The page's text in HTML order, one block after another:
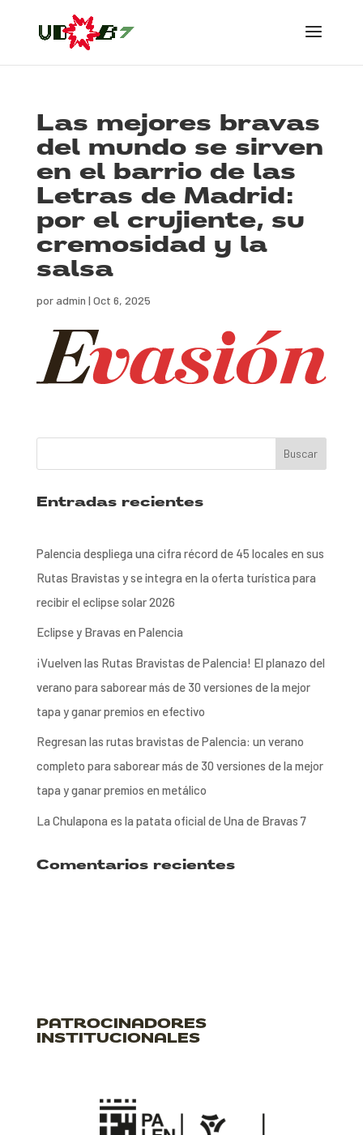
Las mejores bravas
del mundo se sirven
en el barrio de las
Letras de Madrid:
por el crujiente, su
cremosidad y la
salsa
poradmin | Oct 6, 2025
Entradas recientes
Palencia despliega una cifra récord de 45 locales en sus
Rutas Bravistas y se integra en la oferta turística para
recibir el eclipse solar 2026
Eclipse y Bravas en Palencia
¡Vuelven las Rutas Bravistas de Palencia! El planazo del
verano para saborear más de 30 versiones de la mejor
tapa y ganar premios en efectivo
Regresan las rutas bravistas de Palencia: un verano
completo para saborear más de 30 versiones de la mejor
tapa y ganar premios en metálico
La Chulapona es la patata oficial de Una de Bravas 7
Comentarios recientes
PATROCINADORES
INSTITUCIONALES